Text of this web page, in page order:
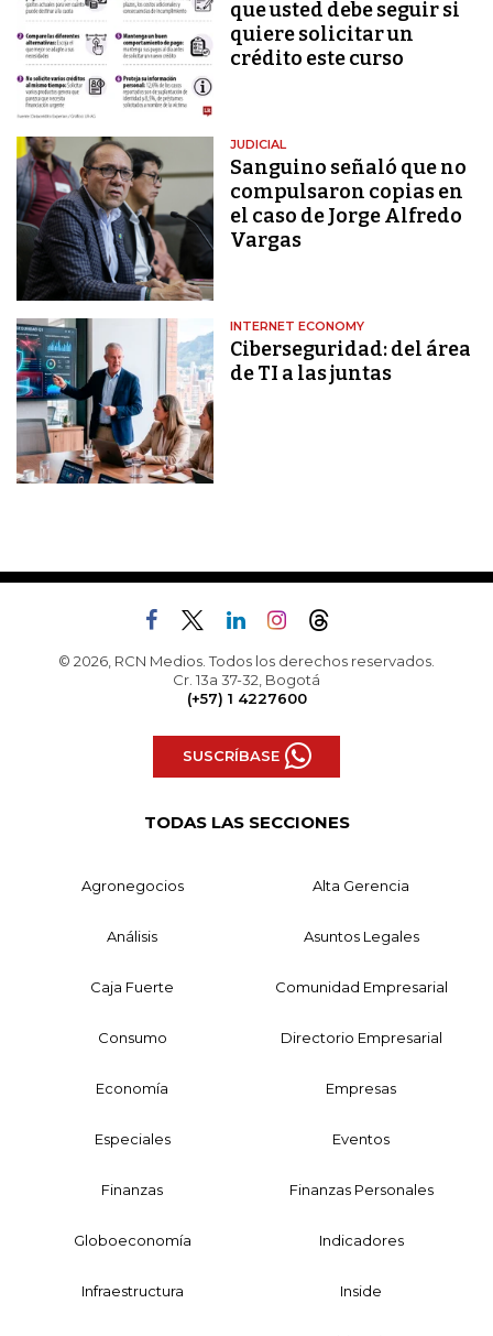
que usted debe seguir si
quiere solicitar un
crédito este curso
JUDICIAL
Sanguino señaló que no
compulsaron copias en
el caso de Jorge Alfredo
Vargas
INTERNET ECONOMY
Ciberseguridad: del área
de TI a las juntas
© 2026, RCN Medios. Todos los derechos reservados.
Cr. 13a 37-32, Bogotá
(+57) 1 4227600
SUSCRÍBASE
TODAS LAS SECCIONES
Agronegocios Alta Gerencia
Análisis Asuntos Legales
Caja Fuerte Comunidad Empresarial
Consumo Directorio Empresarial
Economía Empresas
Especiales Eventos
Finanzas Finanzas Personales
Globoeconomía Indicadores
Infraestructura Inside